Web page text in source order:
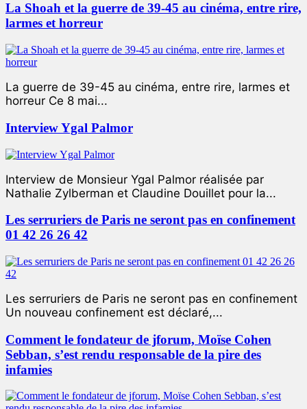
La Shoah et la guerre de 39-45 au cinéma, entre rire,
larmes et horreur
La guerre de 39-45 au cinéma, entre rire, larmes et
horreur Ce 8 mai...
Interview Ygal Palmor
Interview de Monsieur Ygal Palmor réalisée par
Nathalie Zylberman et Claudine Douillet pour la...
Les serruriers de Paris ne seront pas en confinement
01 42 26 26 42
Les serruriers de Paris ne seront pas en confinement
Un nouveau confinement est déclaré,...
Comment le fondateur de jforum, Moïse Cohen
Sebban, s’est rendu responsable de la pire des
infamies